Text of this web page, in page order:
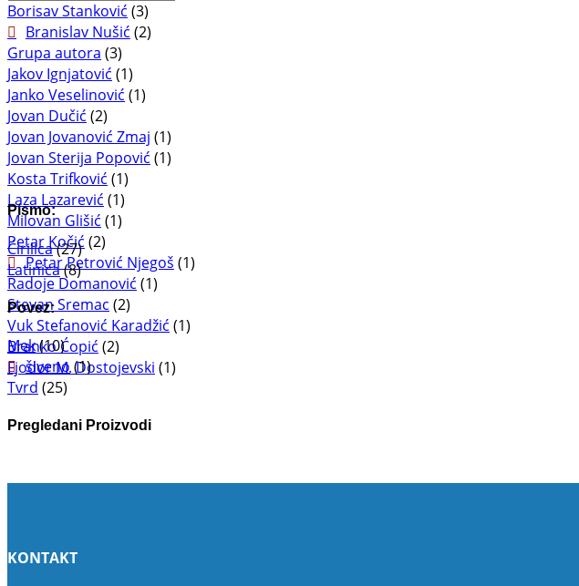
Borisav Stanković (3)
Branislav Nušić (2)
Grupa autora (3)
Jakov Ignjatović (1)
Janko Veselinović (1)
Jovan Dučić (2)
Jovan Jovanović Zmaj (1)
Jovan Sterija Popović (1)
Kosta Trifković (1)
Laza Lazarević (1)
Milovan Glišić (1)
Petar Kočić (2)
Petar Petrović Njegoš (1)
Radoje Domanović (1)
Stevan Sremac (2)
Vuk Stefanović Karadžić (1)
Branko Ćopić (2)
Fjodor M. Dostojevski (1)
Pismo:
Ćirilica(27)
Latinica(8)
Povez:
Mek(10)
šiveno(1)
Tvrd (25)
Pregledani Proizvodi
KONTAKT